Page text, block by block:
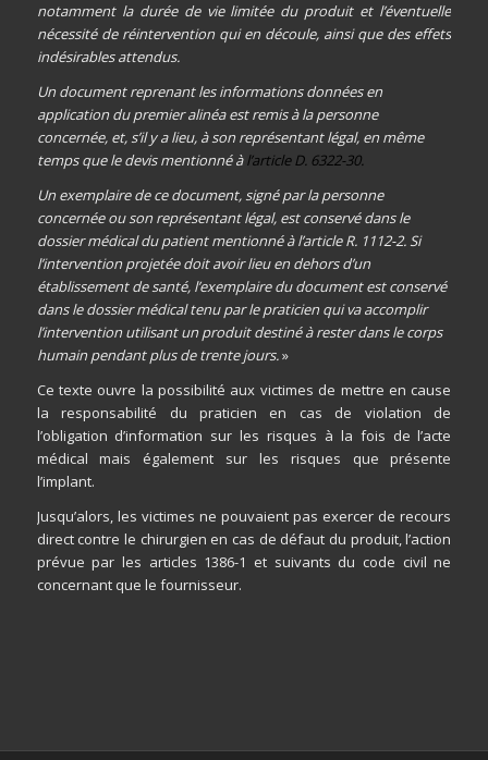
notamment la durée de vie limitée du produit et l’éventuelle
nécessité de réintervention qui en découle, ainsi que des effets
indésirables attendus.
Un document reprenant les informations données en
application du premier alinéa est remis à la personne
concernée, et, s’il y a lieu, à son représentant légal, en même
temps que le devis mentionné àl’article D. 6322-30.
Un exemplaire de ce document, signé par la personne
concernée ou son représentant légal, est conservé dans le
dossier médical du patient mentionné à l’article R. 1112-2. Si
l’intervention projetée doit avoir lieu en dehors d’un
établissement de santé, l’exemplaire du document est conservé
dans le dossier médical tenu par le praticien qui va accomplir
l’intervention utilisant un produit destiné à rester dans le corps
humain pendant plus de trente jours.»
Ce texte ouvre la possibilité aux victimes de mettre en cause
la responsabilité du praticien en cas de violation de
l’obligation d’information sur les risques à la fois de l’acte
médical mais également sur les risques que présente
l’implant.
Jusqu’alors, les victimes ne pouvaient pas exercer de recours
direct contre le chirurgien en cas de défaut du produit, l’action
prévue par les articles 1386-1 et suivants du code civil ne
concernant que le fournisseur.